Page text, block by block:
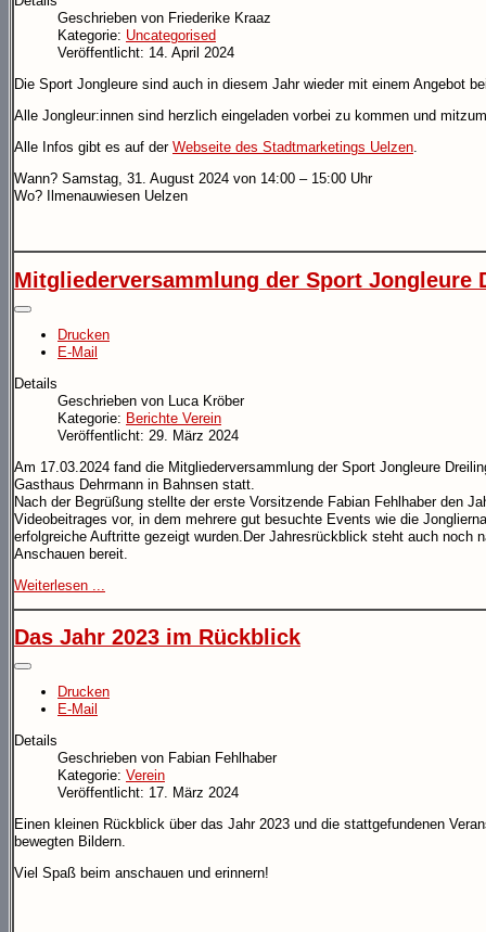
Geschrieben von Friederike Kraaz
Kategorie: Uncategorised
Veröffentlicht: 14. April 2024
Die Sport Jongleure sind auch in diesem Jahr wieder mit einem Angebot
Alle Jongleur:innen sind herzlich eingeladen vorbei zu kommen und
Alle Infos gibt es auf der Webseite des Stadtmarketings Uelzen.
Wann? Samstag, 31. August 2024 von 14:00 – 15:00 Uhr
Wo? Ilmenauwiesen Uelzen
Mitgliederversammlung der Sport Jongleure
Drucken
E-Mail
Details
Geschrieben von Luca Kröber
Kategorie: Berichte Verein
Veröffentlicht: 29. März 2024
Am 17.03.2024 fand die Mitgliederversammlung der Sport Jongleure
Gasthaus Dehrmann in Bahnsen statt.
Nach der Begrüßung stellte der erste Vorsitzende Fabian Fehlhaber den
Videobeitrages vor, in dem mehrere gut besuchte Events wie die
erfolgreiche Auftritte gezeigt wurden.Der Jahresrückblick steht auch noch
Anschauen bereit.
Weiterlesen ...
Das Jahr 2023 im Rückblick
Drucken
E-Mail
Details
Geschrieben von Fabian Fehlhaber
Kategorie: Verein
Veröffentlicht: 17. März 2024
Einen kleinen Rückblick über das Jahr 2023 und die stattgefundenen
bewegten Bildern.
Viel Spaß beim anschauen und erinnern!